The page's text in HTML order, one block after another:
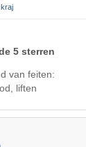
5 sterren
van feiten:
liften